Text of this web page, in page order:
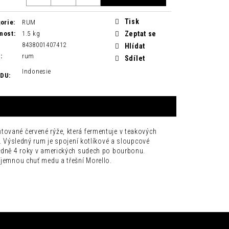
:
RUM
:
1.5 kg
8438001407412
:
rum
:
Indonesie
Tisk
Zeptat se
Hlídat
Sdílet
červené rýže, která fermentuje v teakových
rum je spojení kotlíkové a sloupcové
4 roky v amerických sudech po bourbonu.
chuť medu a třešní Morello.